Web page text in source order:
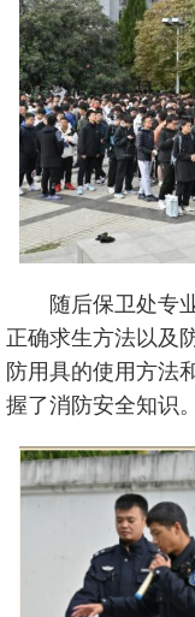
随后保卫处专
正确求生方法以及
防用具的使用方法
握了消防安全知识。